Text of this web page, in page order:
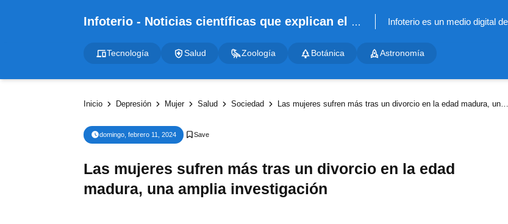
Infoterio - Noticias científicas que explican el mundo
Tecnología Salud Zoología Botánica Astronomía
Inicio Depresión Mujer Salud Sociedad Las mujeres sufren más tras un divorcio en la edad madura, una amplia investigación
domingo, febrero 11, 2024
Las mujeres sufren más tras un divorcio en la edad
madura, una amplia investigación